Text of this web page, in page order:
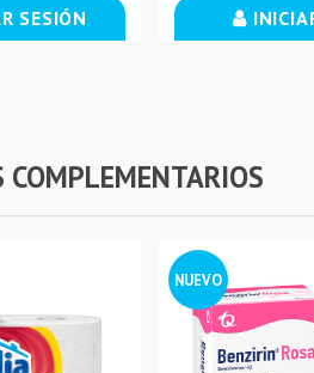
SESIÓN
COMPLEMENTARIOS
NUEVO